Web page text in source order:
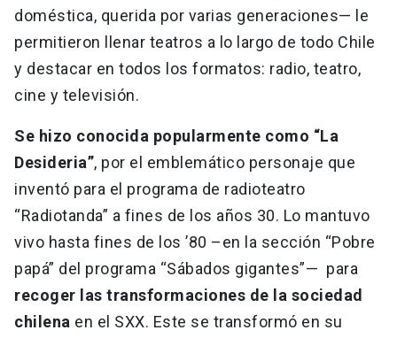
doméstica, querida por varias generaciones— le
permitieron llenar teatros a lo largo de todo Chile
y destacar en todos los formatos: radio, teatro,
cine y televisión.
Se hizo conocida popularmente como “La
Desideria”, por el emblemático personaje que
inventó para el programa de radioteatro
“Radiotanda” a fines de los años 30. Lo mantuvo
vivo hasta fines de los ’80 –en la sección “Pobre
papá” del programa “Sábados gigantes”— para
recoger las transformaciones de la sociedad
chilena en el SXX. Este se transformó en su